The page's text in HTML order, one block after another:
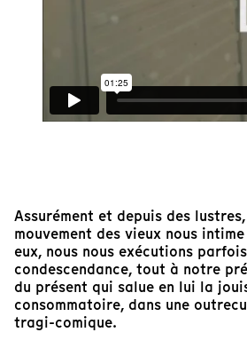
Assurément et depuis des
mouvement des vieux nous
eux, nous nous exécutions
condescendance, tout à notre
du présent qui salue en lui la
consommatoire, dans une
tragi-comique.